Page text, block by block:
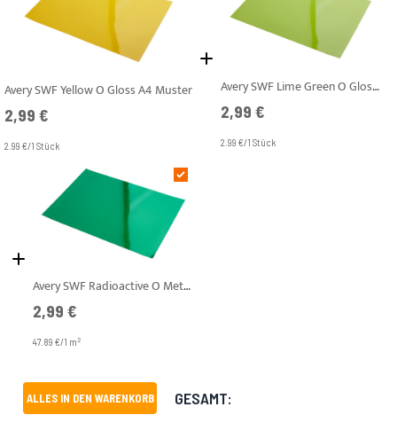
Avery SWF Yellow O Gloss A4 Muster
2,99 €
2.99 €/1 Stück
Avery SWF Lime Green O Gloss A4 Muster
2,99 €
2.99 €/1 Stück
Avery SWF Radioactive O Metallic Gloss A4 Muster
2,99 €
47.89 €/1 m2
ALLES IN DEN WARENKORB GESAMT: